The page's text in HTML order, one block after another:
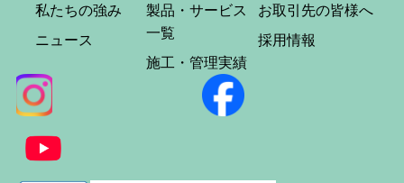
私たちの強み
ニュース
製品・サービス
一覧
施工・管理実績
お取引先の皆様へ
採用情報